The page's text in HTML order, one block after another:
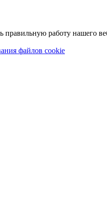
работу нашего
файлов cookie